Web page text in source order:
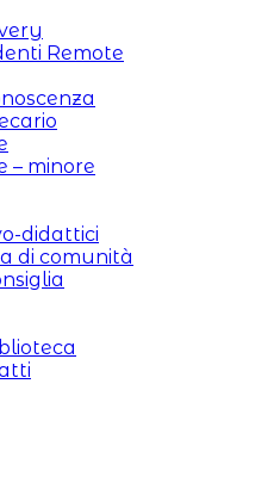
Remote
– minore
didattici
di comunità